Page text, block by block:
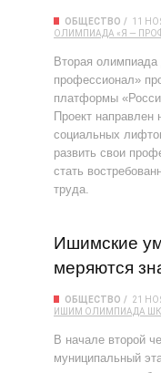
ОБЩЕСТВО
11
ОЛИМПИАДА «Я —
Вторая
профессионал»
платформы
Проект направлен
социальных
развить свои
стать
труда.
Ишимские
меряются
ОБЩЕСТВО
21
ИШИМ ОЛИМПИАДА
В начале второй
муниципальный